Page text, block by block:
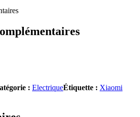
: ElectriqueÉtiquette : Xiaomi